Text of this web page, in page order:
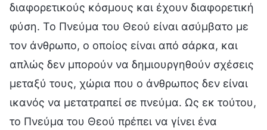
διαφορετικούς κόσμους και έχουν διαφορετική
φύση. Το Πνεύμα του Θεού είναι ασύμβατο με
τον άνθρωπο, ο οποίος είναι από σάρκα, και
απλώς δεν μπορούν να δημιουργηθούν σχέσεις
μεταξύ τους, χώρια που ο άνθρωπος δεν είναι
ικανός να μετατραπεί σε πνεύμα. Ως εκ τούτου,
το Πνεύμα του Θεού πρέπει να γίνει ένα